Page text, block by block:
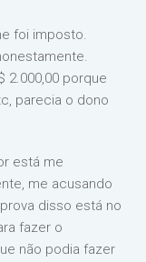
foi imposto.
2.000,00 porque
parecia o dono
está me
me acusando
disso está no
fazer o
não podia fazer